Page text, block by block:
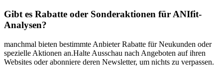
Gibt es Rabatte oder Sonderaktionen für ‍ANIfit-
Analysen?
manchmal bieten bestimmte Anbieter Rabatte⁣ für Neukunden oder
‌spezielle Aktionen​ an.Halte Ausschau ⁤nach‌ Angeboten auf ihren
Websites oder abonniere deren⁤ Newsletter, um nichts‍ zu verpassen.